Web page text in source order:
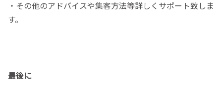
・その他のアドバイスや集客方法等詳しくサポート致しま
す。
最後に